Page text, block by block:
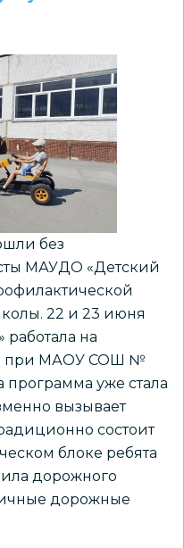
без
МАУДО «Детский
22 и 23 июня
работала на
при МАОУ СОШ №
уже стала
вызывает
состоит
блоке ребята
дорожного
дорожные